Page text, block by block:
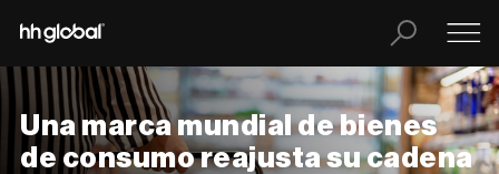
Una marca mundial de bienes
de consumo reajusta su cadena